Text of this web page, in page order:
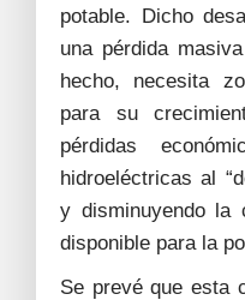
potable. Dicho
una pérdida
hecho, necesita
para su
pérdidas
hidroeléctricas al
y disminuyendo la
disponible para la
Se prevé que esta